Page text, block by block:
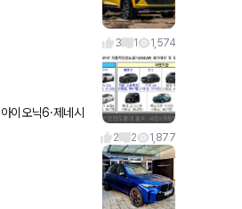
3 1 1,574
2 2 1,877